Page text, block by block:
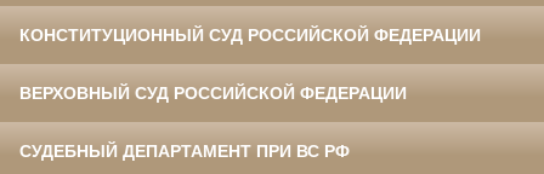
КОНСТИТУЦИОННЫЙ СУД РОССИЙСКОЙ ФЕДЕРАЦИИ
ВЕРХОВНЫЙ СУД РОССИЙСКОЙ ФЕДЕРАЦИИ
СУДЕБНЫЙ ДЕПАРТАМЕНТ ПРИ ВС РФ